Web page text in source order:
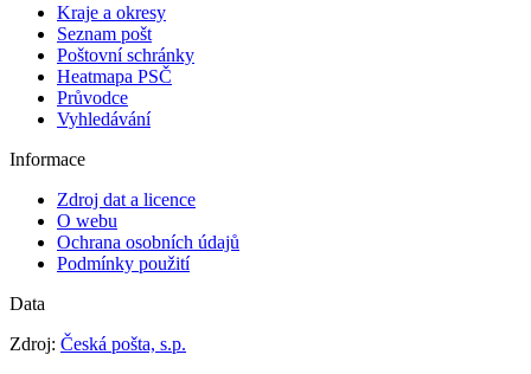
Kraje a okresy
Seznam pošt
Poštovní schránky
Heatmapa PSČ
Průvodce
Vyhledávání
Informace
Zdroj dat a licence
O webu
Ochrana osobních údajů
Podmínky použití
Data
Zdroj: Česká pošta, s.p.